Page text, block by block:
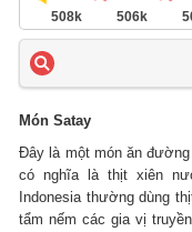
508k 506k
Món Satay
Đây là một món ăn
có nghĩa là thịt xiên
Indonesia thường dùng
tẩm nếm các gia vị